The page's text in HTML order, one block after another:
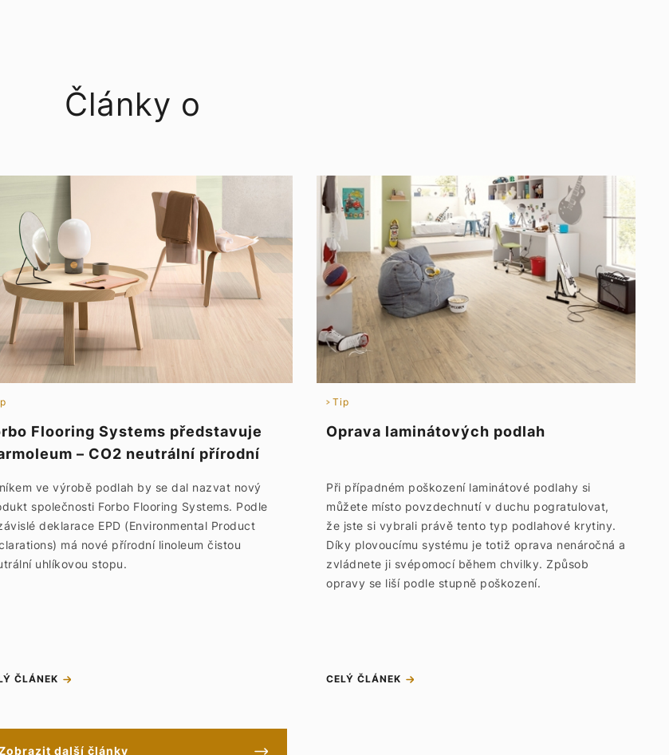
Články o
Flooring Systems představuje
– CO2 neutrální přírodní
ve výrobě podlah by se dal nazvat nový
společnosti Forbo Flooring Systems. Podle
deklarace EPD (Environmental Product
má nové přírodní linoleum čistou
uhlíkovou stopu.
ČLÁNEK
Tip
Oprava laminátových podlah
Při případném poškození laminátové podlahy si
můžete místo povzdechnutí v duchu pogratulovat,
že jste si vybrali právě tento typ podlahové krytiny.
Díky plovoucímu systému je totiž oprava nenáročná a
zvládnete ji svépomocí během chvilky. Způsob
opravy se liší podle stupně poškození.
CELÝ ČLÁNEK
další články